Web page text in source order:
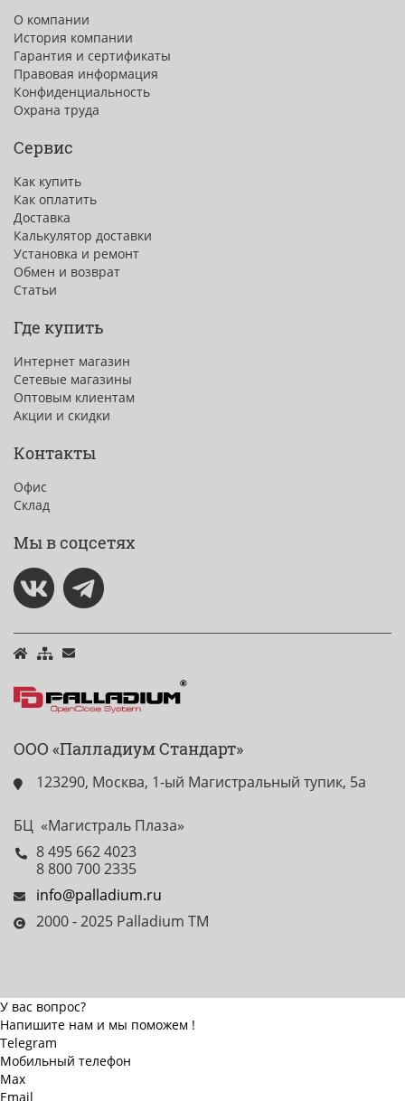
О компании
История компании
Гарантия и сертификаты
Правовая информация
Конфиденциальность
Охрана труда
Сервис
Как купить
Как оплатить
Доставка
Калькулятор доставки
Установка и ремонт
Обмен и возврат
Статьи
Где купить
Интернет магазин
Сетевые магазины
Оптовым клиентам
Акции и скидки
Контакты
Офис
Склад
Мы в соцсетях
ООО «Палладиум Стандарт»
123290, Москва, 1-ый Магистральный тупик, 5а
БЦ «Магистраль Плаза»
8 495 662 4023
8 800 700 2335
info@palladium.ru
2000 - 2025 Palladium TM
У вас вопрос?
Напишите нам и мы поможем !
Telegram
Мобильный телефон
Max
Email